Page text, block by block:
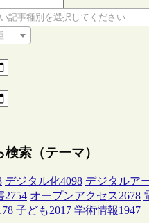
記事種別を選択してください
選択してください
索（テーマ）
デジタル化4098 デジタルア
2754 オープンアクセス2678
子ども2017 学術情報1947